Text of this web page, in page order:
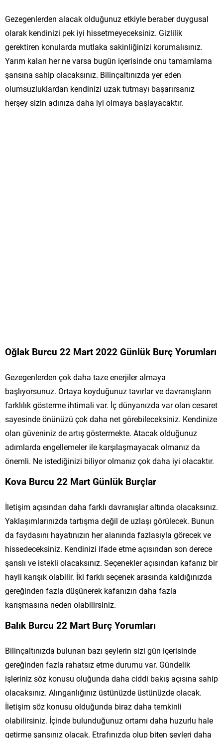
Gezegenlerden alacak olduğunuz etkiyle beraber duygusal
olarak kendinizi pek iyi hissetmeyeceksiniz. Gizlilik
gerektiren konularda mutlaka sakinliğinizi korumalısınız.
Yarım kalan her ne varsa bugün içerisinde onu tamamlama
şansına sahip olacaksınız. Bilinçaltınızda yer eden
olumsuzluklardan kendinizi uzak tutmayı başarırsanız
herşey sizin adınıza daha iyi olmaya başlayacaktır.
Oğlak Burcu 22 Mart 2022 Günlük Burç Yorumları
Gezegenlerden çok daha taze enerjiler almaya
başlıyorsunuz. Ortaya koyduğunuz tavırlar ve davranışların
farklılık gösterme ihtimali var. İç dünyanızda var olan cesaret
sayesinde önünüzü çok daha net görebileceksiniz. Kendinize
olan güveniniz de artış göstermekte. Atacak olduğunuz
adımlarda engellemeler ile karşılaşmayacak olmanız da
önemli. Ne istediğinizi biliyor olmanız çok daha iyi olacaktır.
Kova Burcu 22 Mart Günlük Burçlar
İletişim açısından daha farklı davranışlar altında olacaksınız.
Yaklaşımlarınızda tartışma değil de uzlaşı görülecek. Bunun
da faydasını hayatınızın her alanında fazlasıyla görecek ve
hissedeceksiniz. Kendinizi ifade etme açısından son derece
şanslı ve istekli olacaksınız. Seçenekler açısından kafanız bir
hayli karışık olabilir. İki farklı seçenek arasında kaldığınızda
gereğinden fazla düşünerek kafanızın daha fazla
karışmasına neden olabilirsiniz.
Balık Burcu 22 Mart Burç Yorumları
Bilinçaltınızda bulunan bazı şeylerin sizi gün içerisinde
gereğinden fazla rahatsız etme durumu var. Gündelik
işleriniz söz konusu oluğunda daha ciddi bakış açısına sahip
olacaksınız. Alınganlığınız üstünüzde üstünüzde olacak.
İletişim söz konusu olduğunda biraz daha temkinli
olabilirsiniz. İçinde bulunduğunuz ortamı daha huzurlu hale
getirme şansınız olacak. Etrafınızda olup biten şeyleri daha